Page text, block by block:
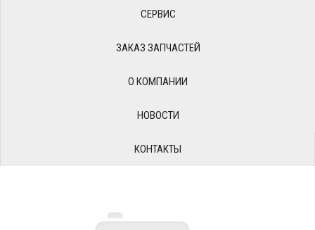
СЕРВИС
ЗАКАЗ ЗАПЧАСТЕЙ
О КОМПАНИИ
НОВОСТИ
КОНТАКТЫ